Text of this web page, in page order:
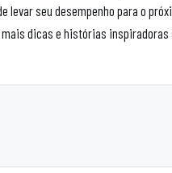
levar seu desempenho para o
dicas e histórias